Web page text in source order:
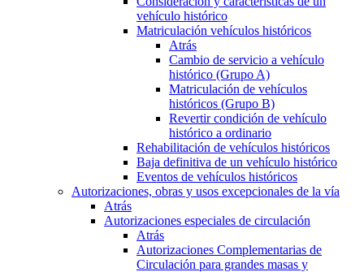
vehículo histórico
Matriculación vehículos históricos
Atrás
Cambio de servicio a vehículo
histórico (Grupo A)
Matriculación de vehículos
históricos (Grupo B)
Revertir condición de vehículo
histórico a ordinario
Rehabilitación de vehículos históricos
Baja definitiva de un vehículo histórico
Eventos de vehículos históricos
Autorizaciones, obras y usos excepcionales de la vía
Atrás
Autorizaciones especiales de circulación
Atrás
Autorizaciones Complementarias de
Circulación para grandes masas y